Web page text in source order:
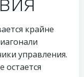
крайне
управления.
остается